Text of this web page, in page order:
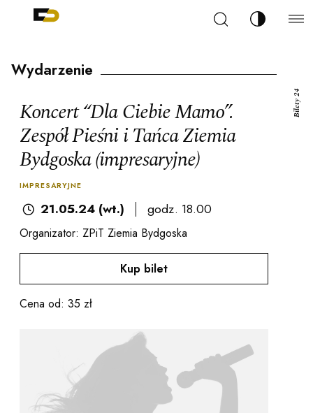
Szukaj Zmień
sal
Wydarzenie
Koncert “Dla Ciebie Mamo”.
Zespół Pieśni i Tańca Ziemia
Bydgoska (impresaryjne)
IMPRESARYJNE
21.05.24 (wt.) godz. 18.00
Organizator: ZPiT Ziemia Bydgoska
Kup bilet
Cena od: 35 zł
Bilety 24